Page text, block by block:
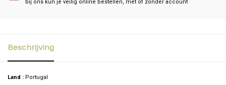
bij ons kun je veilig online bestellen, met of zonder account
Beschrijving
Land : Portugal